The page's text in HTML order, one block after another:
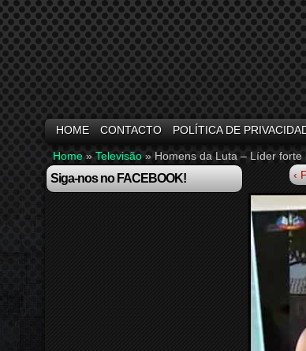
HOME CONTACTO POLÍTICA DE
Home » Televisão » Homens da Luta – Líder
Siga-nos no FACEBOOK! ‹